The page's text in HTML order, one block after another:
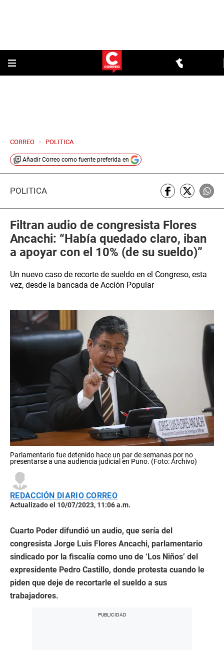
CORREO > POLITICA
Añadir Correo como fuente preferida en
POLÍTICA
Filtran audio de congresista Flores
Ancachi: “Había quedado claro, iban
a apoyar con el 10% (de su sueldo)”
Un nuevo caso de recorte de sueldo en el Congreso, esta
vez, desde la bancada de Acción Popular
Parlamentario fue detenido hace un par de semanas por no
presentarse a una audiencia judicial en Puno. (Foto: Archivo)
REDACCIÓN DIARIO CORREO
Actualizado el 10/07/2023, 11:06 a.m.
Cuarto Poder difundió un audio, que sería del
congresista Jorge Luis Flores Ancachi, parlamentario
sindicado por la fiscalía como uno de ‘Los Niños’ del
expresidente Pedro Castillo, donde protesta cuando le
piden que deje de recortarle el sueldo a sus
trabajadores.